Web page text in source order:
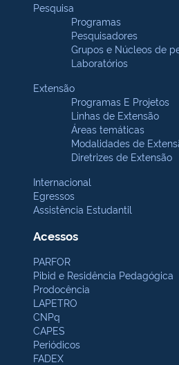
Pesquisa
Programas
Pesquisadores
Grupos e Núcleos de
Laboratórios
Extensão
Programas E Projetos
Linhas de Extensão
Áreas temáticas
Modalidades de
Diretrizes de Extensão
Internacional
Egressos
Assistência Estudantil
Acessos
PARFOR
Pibid e Residência Pedagógica
Prodocência
LAPETRO
CNPq
CAPES
Periódicos
FADEX